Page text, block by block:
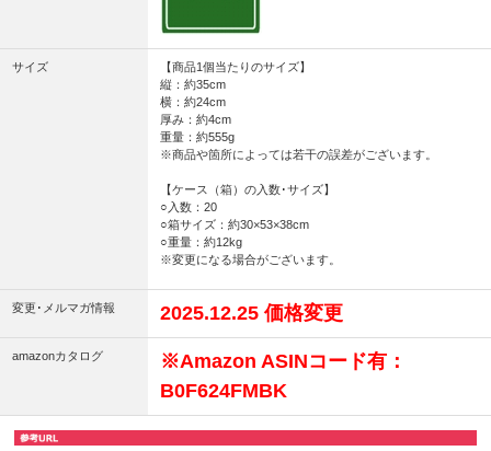
サイズ
【商品1個当たりのサイズ】
縦：約35cm
横：約24cm
厚み：約4cm
重量：約555g
※商品や箇所によっては若干の誤差がございます。
【ケース（箱）の入数･サイズ】
○入数：20
○箱サイズ：約30×53×38cm
○重量：約12kg
※変更になる場合がございます。
変更･メルマガ情報 2025.12.25 価格変更
amazonカタログ
※Amazon ASINコード有：
B0F624FMBK